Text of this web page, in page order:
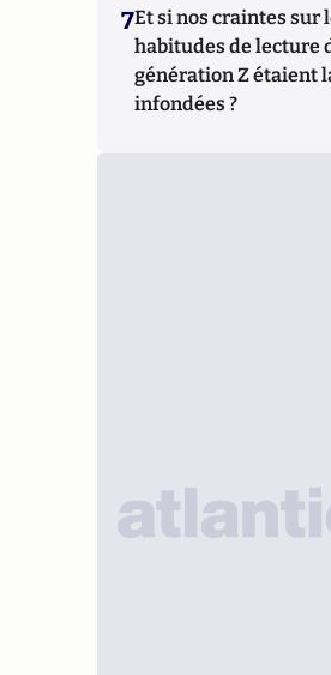
7Et si nos craintes sur
habitudes de lecture
génération Z étaient
infondées ?